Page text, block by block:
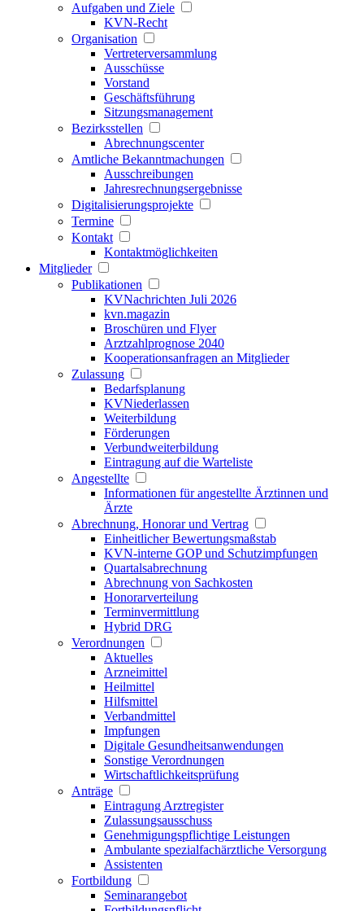
Aufgaben und Ziele
KVN-Recht
Organisation
Vertreterversammlung
Ausschüsse
Vorstand
Geschäftsführung
Sitzungsmanagement
Bezirksstellen
Abrechnungscenter
Amtliche Bekanntmachungen
Ausschreibungen
Jahresrechnungsergebnisse
Digitalisierungsprojekte
Termine
Kontakt
Kontaktmöglichkeiten
Mitglieder
Publikationen
KVNachrichten Juli 2026
kvn.magazin
Broschüren und Flyer
Arztzahlprognose 2040
Kooperationsanfragen an Mitglieder
Zulassung
Bedarfsplanung
KVNiederlassen
Weiterbildung
Förderungen
Verbundweiterbildung
Eintragung auf die Warteliste
Angestellte
Informationen für angestellte Ärztinnen und
Ärzte
Abrechnung, Honorar und Vertrag
Einheitlicher Bewertungsmaßstab
KVN-interne GOP und Schutzimpfungen
Quartalsabrechnung
Abrechnung von Sachkosten
Honorarverteilung
Terminvermittlung
Hybrid DRG
Verordnungen
Aktuelles
Arzneimittel
Heilmittel
Hilfsmittel
Verbandmittel
Impfungen
Digitale Gesundheitsanwendungen
Sonstige Verordnungen
Wirtschaftlichkeitsprüfung
Anträge
Eintragung Arztregister
Zulassungsausschuss
Genehmigungspflichtige Leistungen
Ambulante spezialfachärztliche Versorgung
Assistenten
Fortbildung
Seminarangebot